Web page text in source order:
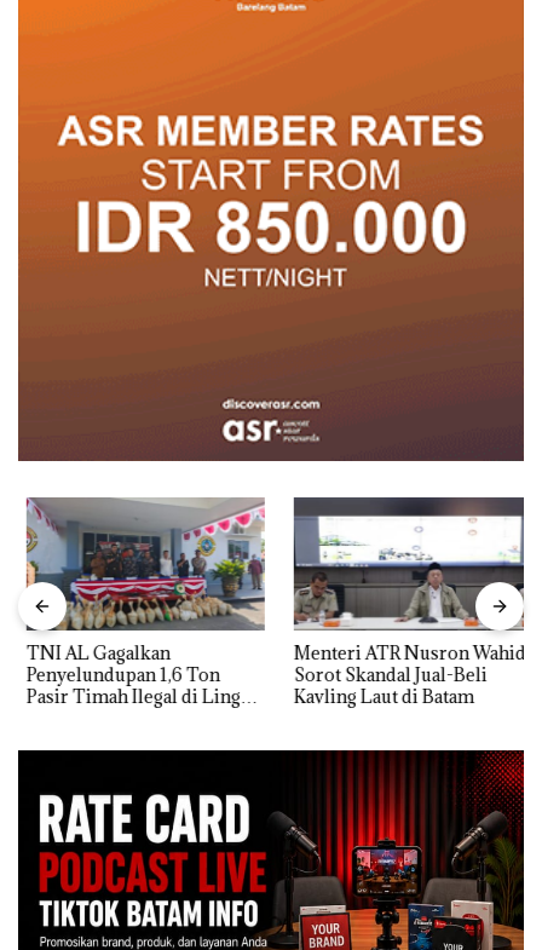
TNI AL Gagalkan
Penyelundupan 1,6 Ton
Pasir Timah Ilegal di Lingga,
Menteri ATR Nusron Wahid
Sorot Skandal Jual-Beli
Kavling Laut di Batam